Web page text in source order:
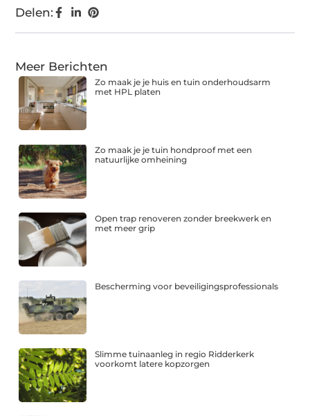
Delen:
Meer Berichten
Zo maak je je huis en tuin onderhoudsarm
met HPL platen
Zo maak je je tuin hondproof met een
natuurlijke omheining
Open trap renoveren zonder breekwerk en
met meer grip
Bescherming voor beveiligingsprofessionals
Slimme tuinaanleg in regio Ridderkerk
voorkomt latere kopzorgen